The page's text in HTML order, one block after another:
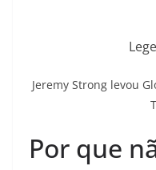
Jeremy Strong levou
Por que